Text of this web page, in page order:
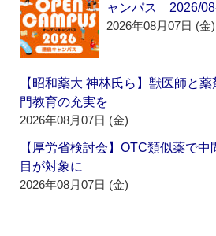
ャンパス 2026/
2026年08月07日 (金)
【昭和薬大 神林氏ら】獣医師と
門教育の充実を
2026年08月07日 (金)
【厚労省検討会】OTC類似薬で
目が対象に
2026年08月07日 (金)